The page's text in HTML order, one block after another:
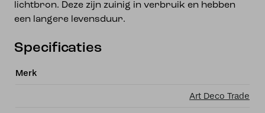
lichtbron. Deze zijn zuinig in verbruik en hebben
een langere levensduur.
Specificaties
Merk
Art Deco Trade